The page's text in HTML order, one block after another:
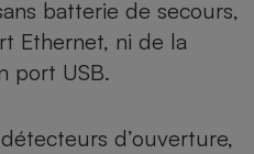
batterie de secours,
Ethernet, ni de la
port USB.
d’ouverture,